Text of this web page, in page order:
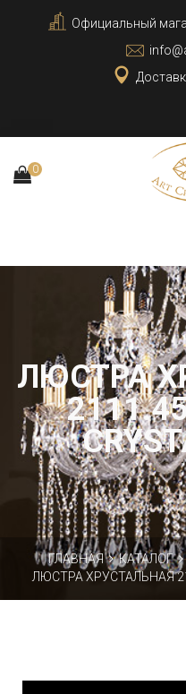
Официальный
0
ЛЮСТРА
ГЛАВНАЯ КАТАЛОГ
ЛЮСТРА ХРУСТАЛЬНАЯ